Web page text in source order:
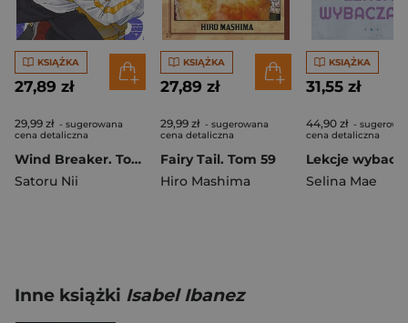
KSIĄŻKA
27,89 zł
29,99 zł - sugerowana
cena detaliczna
Wind Breaker. Tom 15
Satoru Nii
KSIĄŻKA
27,89 zł
29,99 zł - sugerowana
cena detaliczna
Fairy Tail. Tom 59
Hiro Mashima
KSIĄŻKA
31,55 zł
44,90 zł -
cena detaliczna
Selina Mae
Inne książki Isabel Ibanez